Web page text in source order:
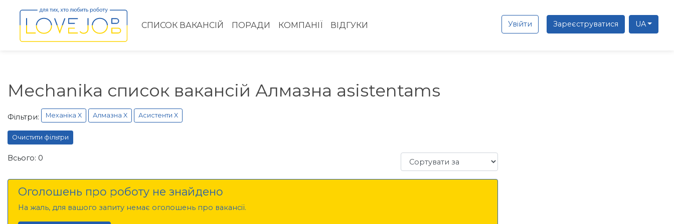
СПИСОК ВАКАНСІЙ ПОРАДИ КОМПАНІЇ ВІДГУКИ Увійти Зареєструватися UA
Mechanika список вакансій Алмазна asistentams
Фільтри: Механіка X Алмазна X Асистенти X
Очистити фільтри
Всього: 0 Сортувати за
Оголошень про роботу не знайдено
На жаль, для вашого запиту немає оголошень про вакансії.